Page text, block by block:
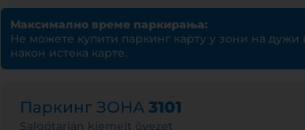
Максимално време паркирања:
Не можете купити паркинг карту у зони на
након истека карте.
Паркинг ЗОНА 3101
Salgótarján kiemelt övezet